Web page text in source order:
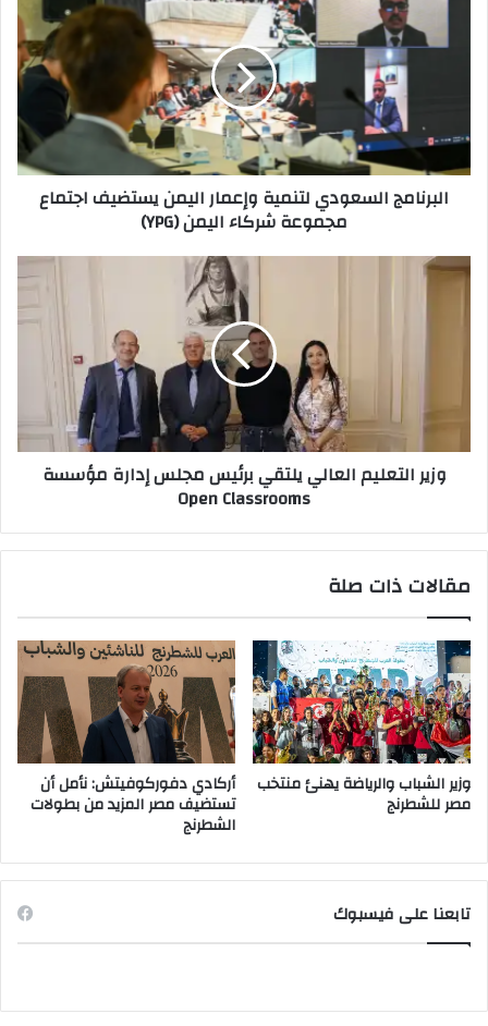
السعودي
مجموعة
شركاء
اليمنالبرنامج السعودي لتنمية وإعمار اليمن يستضيف اجتماع
مجموعة شركاء اليمن (YPG)
وزير
مؤسسة
Open
Classrooms
وزير التعليم العالي يلتقي برئيس مجلس إدارة مؤسسة
Open Classrooms
مقالات ذات صلة
وزير الشباب والرياضة يهنئ منتخب
مصر للشطرنج
أركادي دفوركوفيتش: نأمل أن
تستضيف مصر المزيد من بطولات
الشطرنج
تابعنا على فيسبوك